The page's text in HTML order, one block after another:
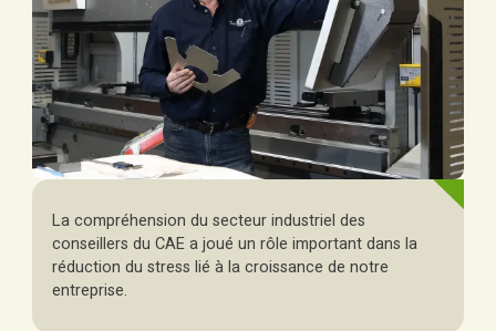
La compréhension du secteur industriel des
conseillers du CAE a joué un rôle important dans la
réduction du stress lié à la croissance de notre
entreprise.